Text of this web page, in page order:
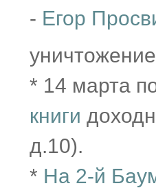
- Егор
* 14 марта
книги
д.10).
* На 2-й